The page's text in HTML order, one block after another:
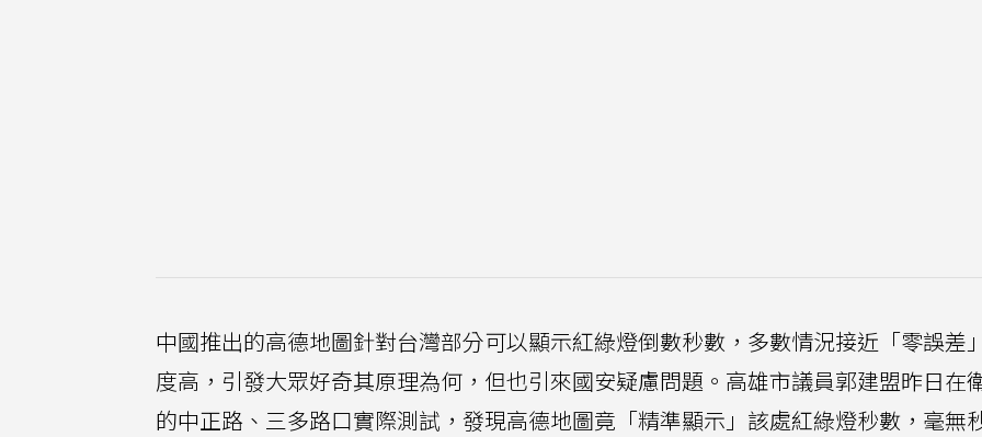
中國推出的高德地圖針對台灣部分可以顯示紅綠燈倒數秒數，多數情況接近「零誤差
度高，引發大眾好奇其原理為何，但也引來國安疑慮問題。高雄市議員郭建盟昨日在
的中正路、三多路口實際測試，發現高德地圖竟「精準顯示」該處紅綠燈秒數，毫無